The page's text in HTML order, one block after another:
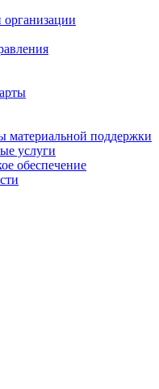
организации
поддержки
услуги
обеспечение